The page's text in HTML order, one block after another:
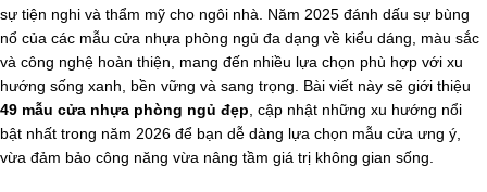
sự tiện nghi và thẩm mỹ cho ngôi nhà. Năm 2025 đánh dấu sự bùng
nổ của các mẫu cửa nhựa phòng ngủ đa dạng về kiểu dáng, màu sắc
và công nghệ hoàn thiện, mang đến nhiều lựa chọn phù hợp với xu
hướng sống xanh, bền vững và sang trọng. Bài viết này sẽ giới thiệu
49 mẫu cửa nhựa phòng ngủ đẹp , cập nhật những xu hướng nổi
bật nhất trong năm 2026 để bạn dễ dàng lựa chọn mẫu cửa ưng ý,
vừa đảm bảo công năng vừa nâng tầm giá trị không gian sống.